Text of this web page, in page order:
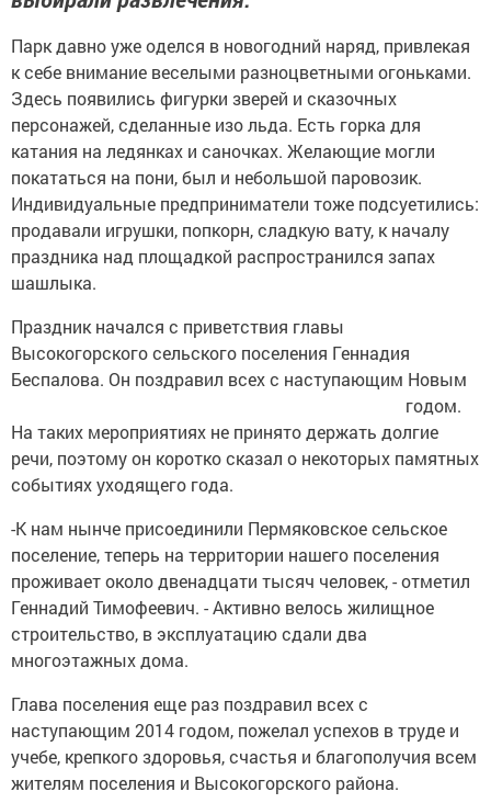
Парк давно уже оделся в новогодний наряд, привлекая
к себе внимание веселыми разноцветными огоньками.
Здесь появились фигурки зверей и сказочных
персонажей, сделанные изо льда. Есть горка для
катания на ледянках и саночках. Желающие могли
покататься на пони, был и небольшой паровозик.
Индивидуальные предприниматели тоже подсуетились:
продавали игрушки, попкорн, сладкую вату, к началу
праздника над площадкой распространился запах
шашлыка.
Праздник начался с приветствия главы
Высокогорского сельского поселения Геннадия
Беспалова. Он поздравил всех с наступающим Новым
годом.
На таких мероприятиях не принято держать долгие
речи, поэтому он коротко сказал о некоторых памятных
событиях уходящего года.
-К нам нынче присоединили Пермяковское сельское
поселение, теперь на территории нашего поселения
проживает около двенадцати тысяч человек, - отметил
Геннадий Тимофеевич. - Активно велось жилищное
строительство, в эксплуатацию сдали два
многоэтажных дома.
Глава поселения еще раз поздравил всех с
наступающим 2014 годом, пожелал успехов в труде и
учебе, крепкого здоровья, счастья и благополучия всем
жителям поселения и Высокогорского района.